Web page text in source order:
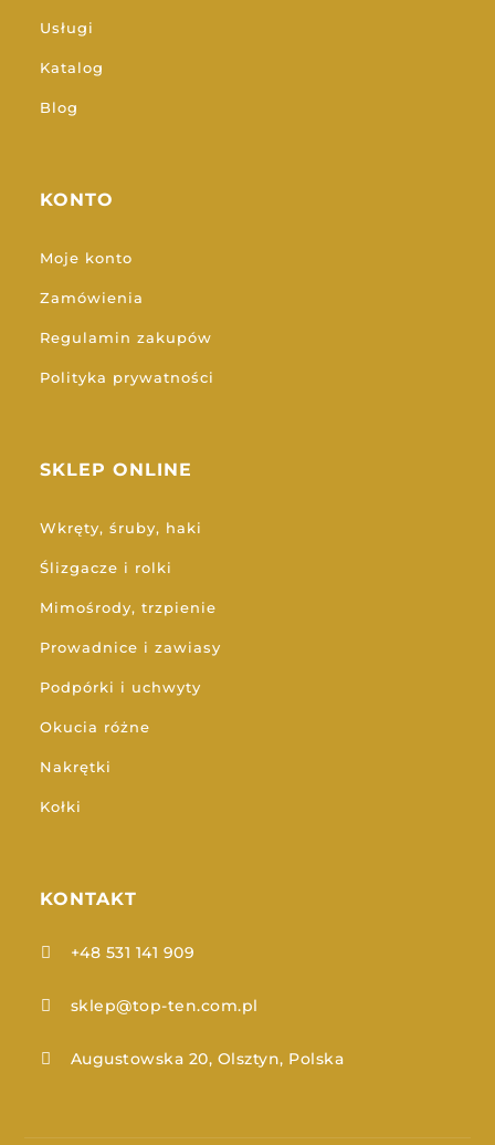
Usługi
Katalog
Blog
KONTO
Moje konto
Zamówienia
Regulamin zakupów
Polityka prywatności
SKLEP ONLINE
Wkręty, śruby, haki
Ślizgacze i rolki
Mimośrody, trzpienie
Prowadnice i zawiasy
Podpórki i uchwyty
Okucia różne
Nakrętki
Kołki
KONTAKT
 +48 531 141 909
 sklep@top-ten.com.pl
 Augustowska 20, Olsztyn, Polska